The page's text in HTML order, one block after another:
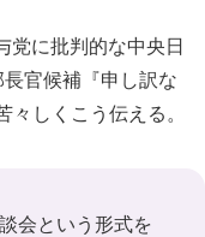
党に批判的な中央日
官候補『申し訳な
しくこう伝える。
会という形式を